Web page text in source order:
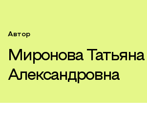
Автор
Миронова Татьяна
Александровна